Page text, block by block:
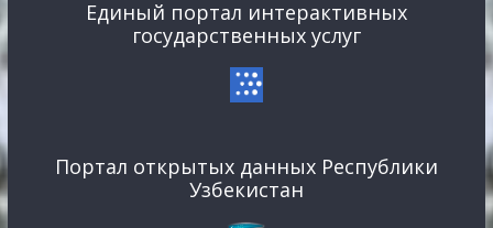
Единый портал интерактивных
государственных услуг
Портал открытых данных Республики
Узбекистан